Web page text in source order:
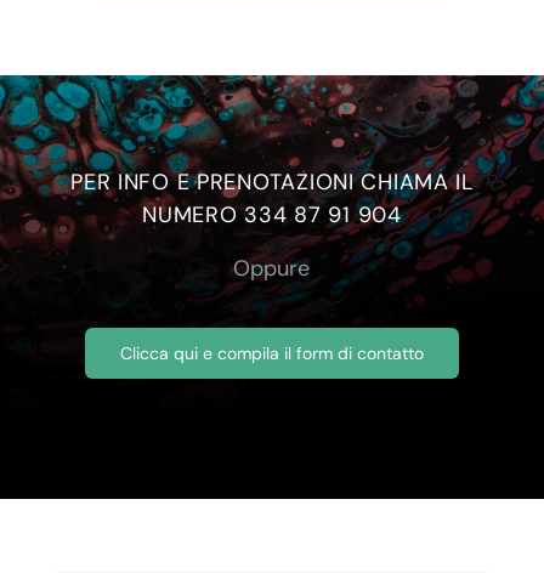
PER INFO E PRENOTAZIONI CHIAMA IL
NUMERO 334 87 91 904
Oppure
Clicca qui e compila il form di contatto